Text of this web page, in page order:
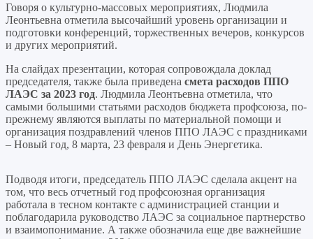
Говоря о культурно-массовых мероприятиях, Людмила
Леонтьевна отметила высочайший уровень организации и
подготовки конференций, торжественных вечеров, конкурсов
и других мероприятий.
На слайдах презентации, которая сопровождала доклад
председателя, также была приведена смета расходов ППО
ЛАЭС за 2023 год. Людмила Леонтьевна отметила, что
самыми большими статьями расходов бюджета профсоюза, по-
прежнему являются выплаты по материальной помощи и
организация поздравлений членов ППО ЛАЭС с праздниками
– Новый год, 8 марта, 23 февраля и День Энергетика.
Подводя итоги, председатель ППО ЛАЭС сделала акцент на
том, что весь отчетный год профсоюзная организация
работала в тесном контакте с администрацией станции и
поблагодарила руководство ЛАЭС за социальное партнерство
и взаимопонимание. А также обозначила еще две важнейшие